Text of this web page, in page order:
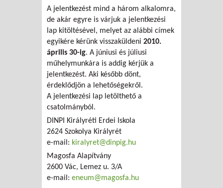
A jelentkezést mind a három alkalomra,
de akár egyre is várjuk a jelentkezési
lap kitöltésével, melyet az alábbi címek
egyikére kérünk visszaküldeni 2010.
április 30-ig. A júniusi és júliusi
műhelymunkára is addig kérjük a
jelentkezést. Aki később dönt,
érdeklődjön a lehetőségekről.
A jelentkezési lap letölthető a
csatolmányból.
DINPI Királyréti Erdei Iskola
2624 Szokolya Királyrét
e-mail: kiralyret@dinpig.hu
Magosfa Alapítvány
2600 Vác, Lemez u. 3/A
e-mail: eneum@magosfa.hu